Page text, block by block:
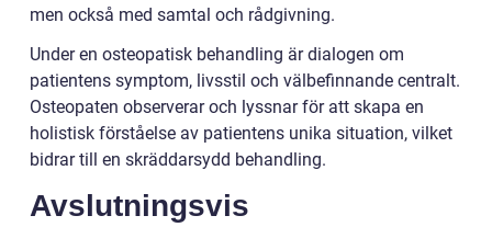
men också med samtal och rådgivning.
Under en osteopatisk behandling är dialogen om
patientens symptom, livsstil och välbefinnande centralt.
Osteopaten observerar och lyssnar för att skapa en
holistisk förståelse av patientens unika situation, vilket
bidrar till en skräddarsydd behandling.
Avslutningsvis